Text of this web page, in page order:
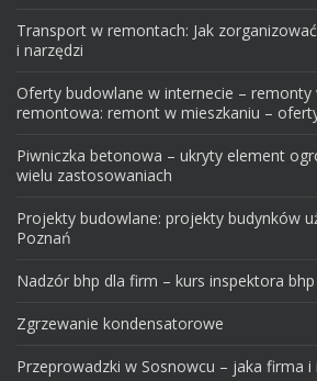
Transport w remontach: Jak
i narzędzi
Oferty budowlane w internecie – remonty
remontowa: remont w mieszkaniu –
Piwniczka betonowa – ukryty element
wielu zastosowaniach
Projekty budowlane: projekty budynków
Poznań
Nadzór bhp dla firm – kurs inspektora
Zgrzewanie kondensatorowe
Przeprowadzki w Sosnowcu – jaka firma i